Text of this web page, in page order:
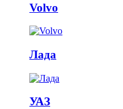
Volvo
Лада
УАЗ